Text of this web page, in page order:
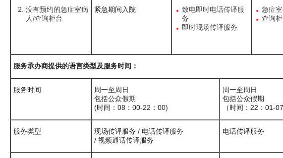
没有预约的急症室病
人/查询柜台
紧急期间入院
致电即时电话传译服
务
即时现场传译服务
急症
查询
服务承办商提供的语言类型及服务时间：
服务时间
周一至周日
包括公众假期
(时间：08：00-22：00)
周一至周日
包括公众假期
（时间：22：01-
服务类型
现场传译服务 / 电话传译服务
/ 视频通话传译服务
电话传译服务